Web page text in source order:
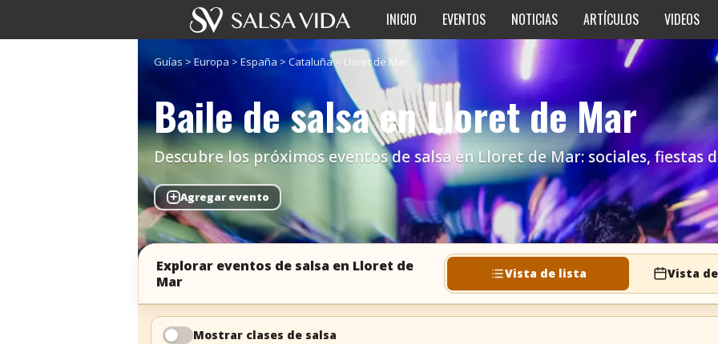
INICIO EVENTOS NOTICIAS ARTÍCULOS VIDEOS
Guías >Europa > España > Cataluña> Lloret de Mar
Baile de salsa en Lloret de Mar
Descubre los próximos eventos de salsa en Lloret de Mar: sociales, fiestas
+ Agregar evento
Explorar eventos de salsa en Lloret de
Mar
Vista de lista Vista
Mostrar clases de salsa